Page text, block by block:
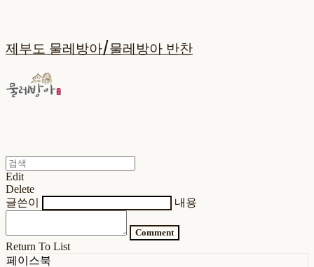
제부도 물레방아/물레방아 반찬
Edit
Delete
글쓴이
내용
Comment
Return To List
페이스북